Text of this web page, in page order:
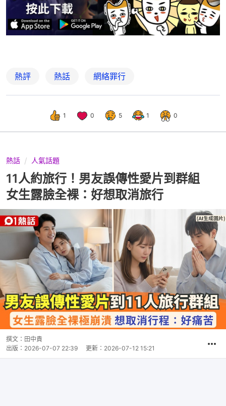
熱評 熱話 網絡罪行
1 0 5 1 0
熱話 人氣話題
11人約旅行！男友誤傳性愛片到群組
女生露臉全裸：好想取消旅行
撰文： 田中貴
出版： 2026-07-07 22:39 更新： 2026-07-12 15:21